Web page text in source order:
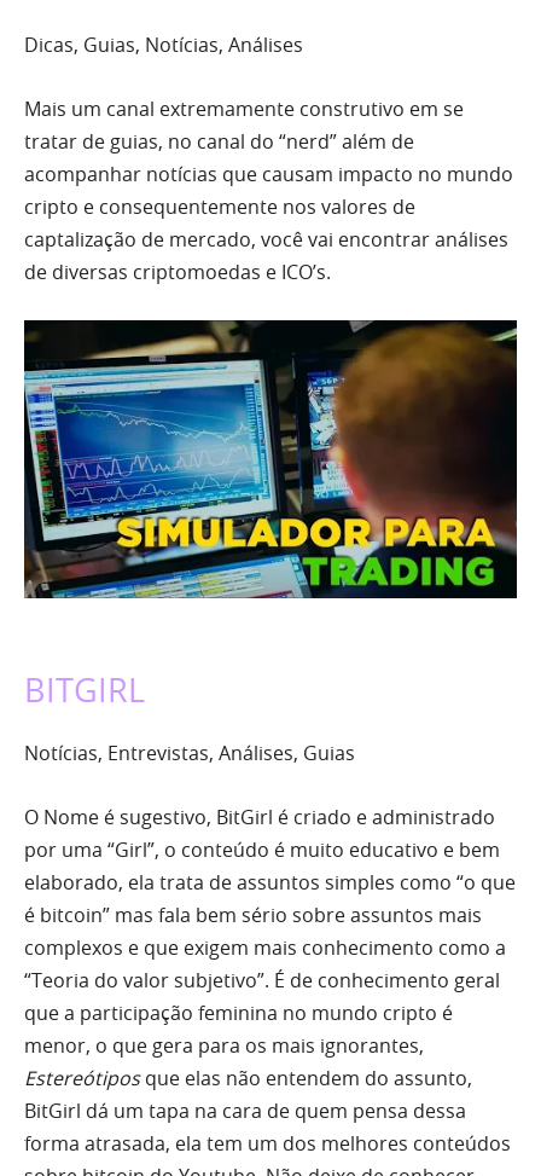
Dicas, Guias, Notícias, Análises
Mais um canal extremamente construtivo em se
tratar de guias, no canal do “nerd” além de
acompanhar notícias que causam impacto no mundo
cripto e consequentemente nos valores de
captalização de mercado, você vai encontrar análises
de diversas criptomoedas e ICO’s.
BITGIRL
Notícias, Entrevistas, Análises, Guias
O Nome é sugestivo, BitGirl é criado e administrado
por uma “Girl”, o conteúdo é muito educativo e bem
elaborado, ela trata de assuntos simples como “o que
é bitcoin” mas fala bem sério sobre assuntos mais
complexos e que exigem mais conhecimento como a
“Teoria do valor subjetivo”. É de conhecimento geral
que a participação feminina no mundo cripto é
menor, o que gera para os mais ignorantes,
Estereótiposque elas não entendem do assunto,
BitGirl dá um tapa na cara de quem pensa dessa
forma atrasada, ela tem um dos melhores conteúdos